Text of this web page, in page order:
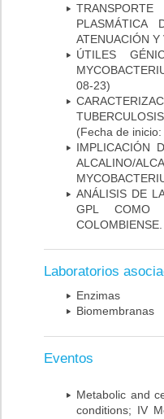
PLASMÁTICA
ATENUACIÓN Y
ÚTILES
08-23)
(Fecha de
IMPLICACIÓN
ALCALINO/
ANÁLISIS DE
GPL COMO
COLOMBIENSE.
Laboratorios
Enzimas
Biomembranas
Eventos
Metabolic and
conditions; IV